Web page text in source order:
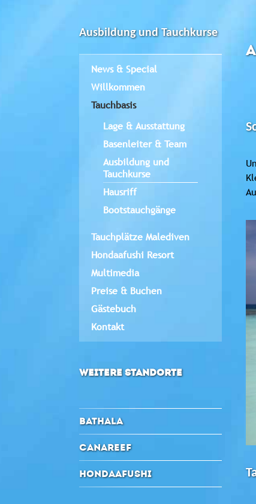
Ausbildung und Tauchkurse
News & Special
Willkommen
Tauchbasis
Lage & Ausstattung
Basenleiter & Team
Ausbildung und
Tauchkurse
Hausriff
Bootstauchgänge
Tauchplätze Malediven
Hondaafushi Resort
Multimedia
Preise & Buchen
Gästebuch
Kontakt
WEITERE STANDORTE
BATHALA
CANAREEF
HONDAAFUSHI